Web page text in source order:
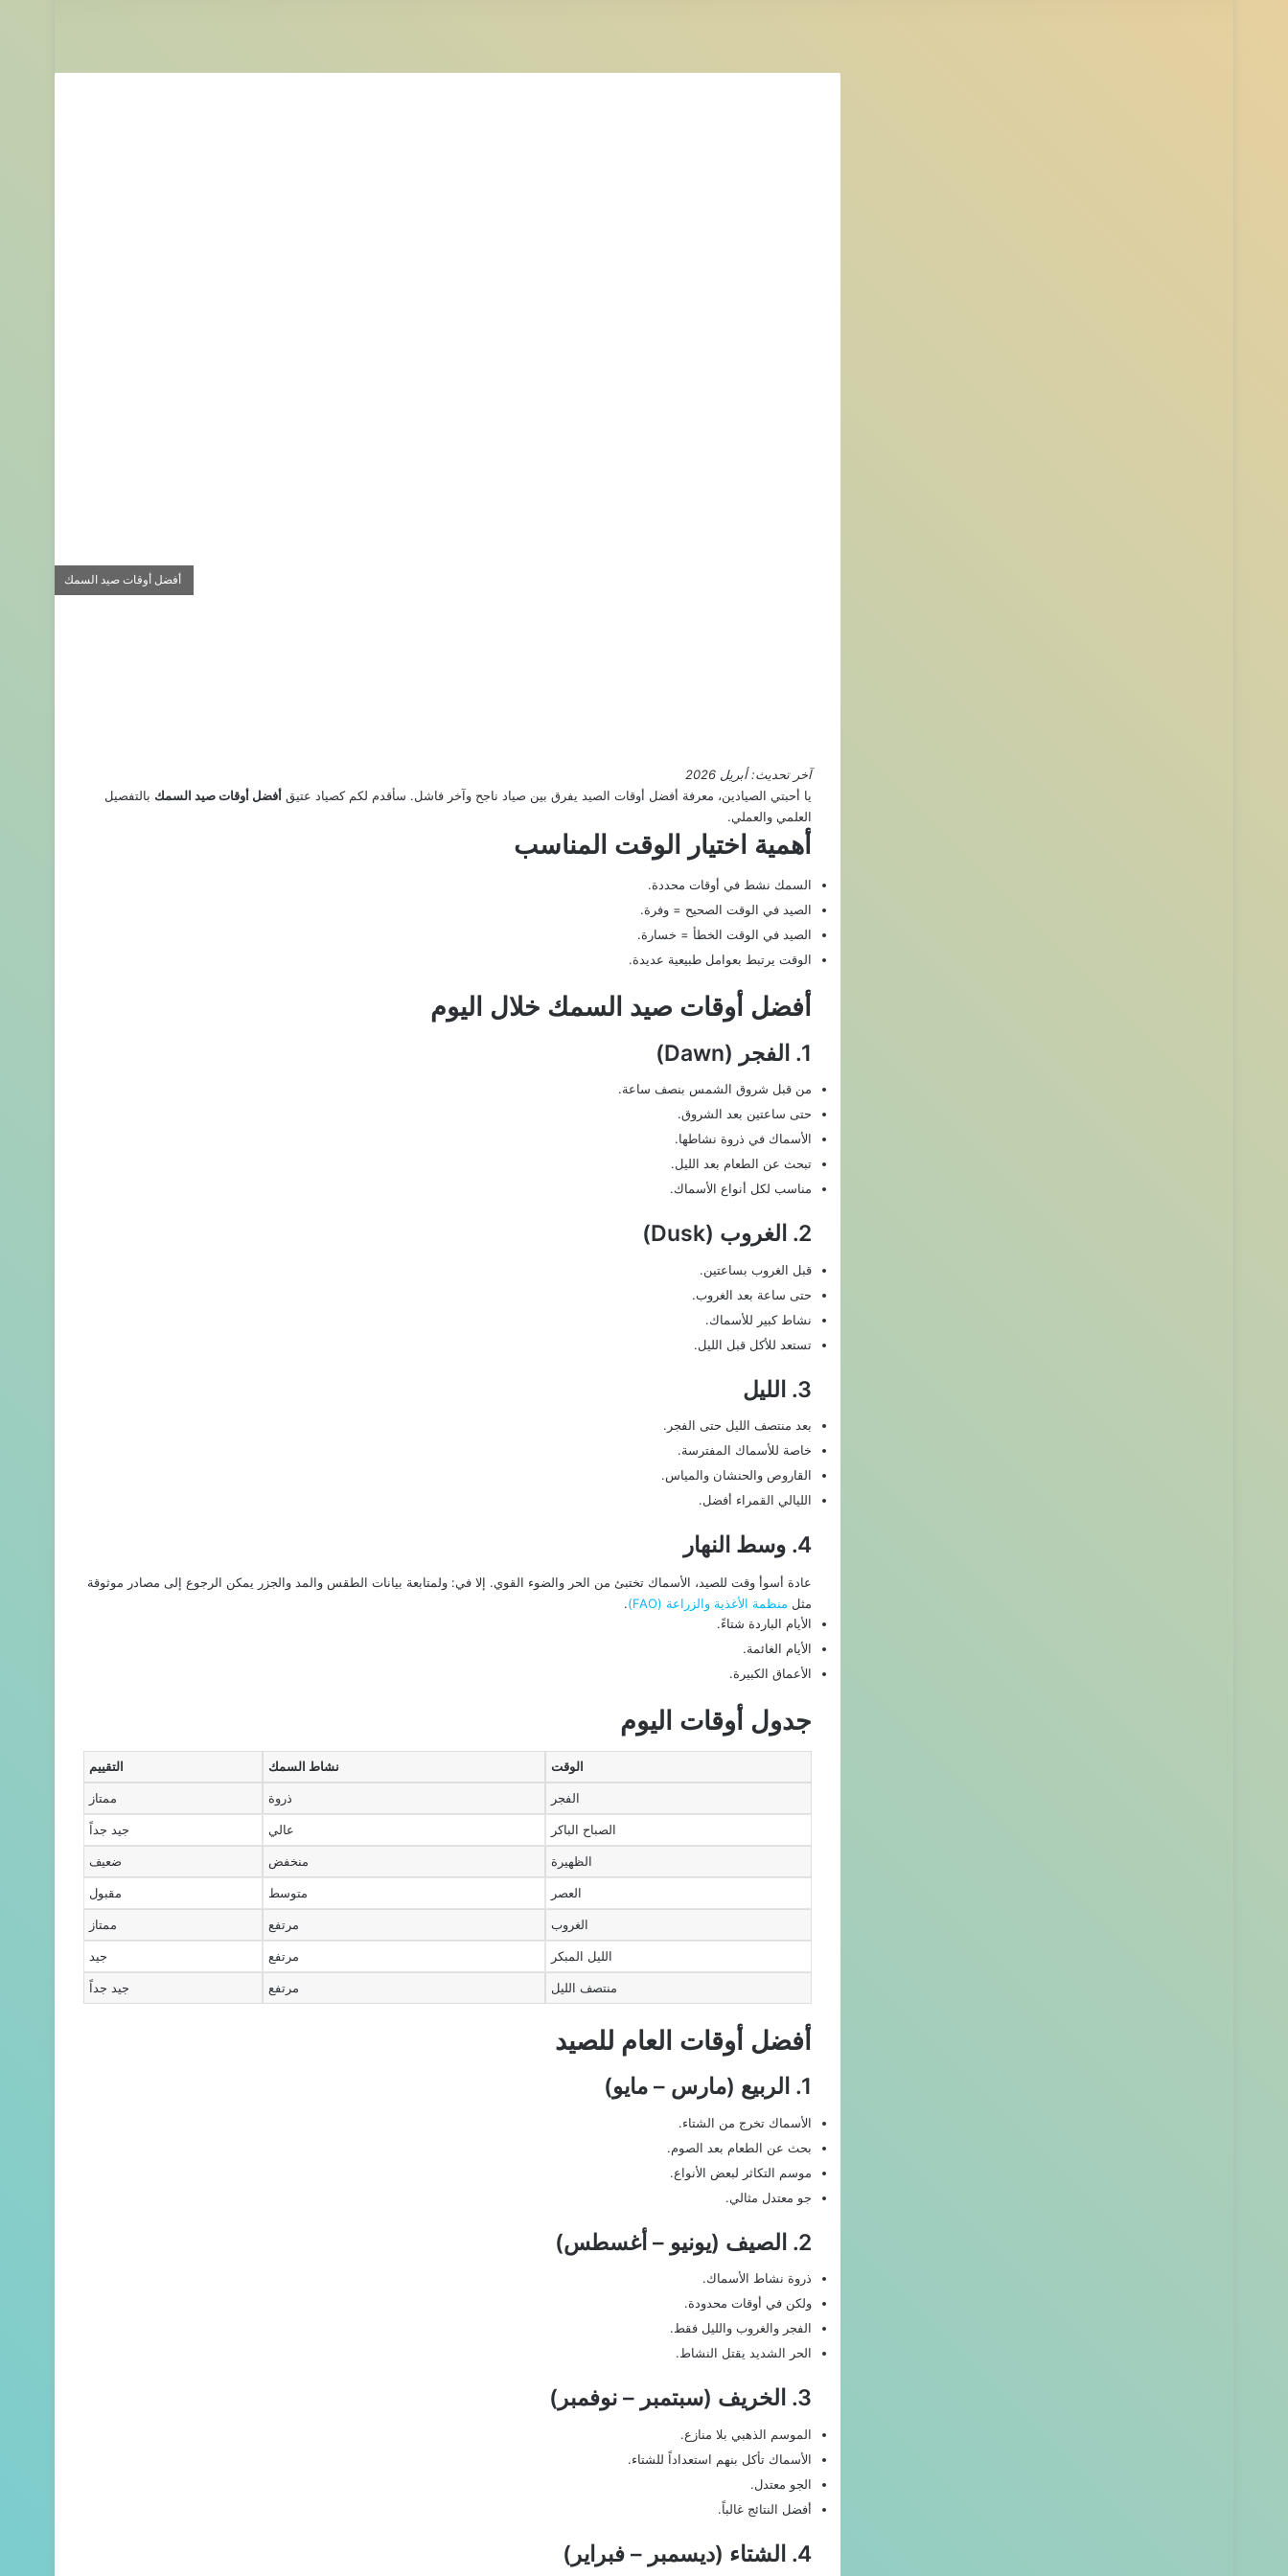
أفضل أوقات صيد السمك
آخر تحديث: أبريل 2026
يا أحبتي الصيادين، معرفة أفضل أوقات الصيد يفرق بين صياد ناجح وآخر فاشل. سأقدم لكم كصياد عتيق أفضل أوقات صيد السمك بالتفصيل
العلمي والعملي.
أهمية اختيار الوقت المناسب
السمك نشط في أوقات محددة.
الصيد في الوقت الصحيح = وفرة.
الصيد في الوقت الخطأ = خسارة.
الوقت يرتبط بعوامل طبيعية عديدة.
أفضل أوقات صيد السمك خلال اليوم
1. الفجر (Dawn)
من قبل شروق الشمس بنصف ساعة.
حتى ساعتين بعد الشروق.
الأسماك في ذروة نشاطها.
تبحث عن الطعام بعد الليل.
مناسب لكل أنواع الأسماك.
2. الغروب (Dusk)
قبل الغروب بساعتين.
حتى ساعة بعد الغروب.
نشاط كبير للأسماك.
تستعد للأكل قبل الليل.
3. الليل
بعد منتصف الليل حتى الفجر.
خاصة للأسماك المفترسة.
القاروص والحنشان والمياس.
الليالي القمراء أفضل.
4. وسط النهار
عادة أسوأ وقت للصيد، الأسماك تختبئ من الحر والضوء القوي. إلا في: ولمتابعة بيانات الطقس والمد والجزر يمكن الرجوع إلى مصادر موثوقة
مثل منظمة الأغذية والزراعة (FAO)
.
الأيام الباردة شتاءً.
الأيام الغائمة.
الأعماق الكبيرة.
جدول أوقات اليوم
الوقت نشاط السمك التقييم
الفجر ذروة ممتاز
الصباح الباكر عالي جيد جداً
الظهيرة منخفض ضعيف
العصر متوسط مقبول
الغروب مرتفع ممتاز
الليل المبكر مرتفع جيد
منتصف الليل مرتفع جيد جداً
أفضل أوقات العام للصيد
1. الربيع (مارس – مايو)
الأسماك تخرج من الشتاء.
بحث عن الطعام بعد الصوم.
موسم التكاثر لبعض الأنواع.
جو معتدل مثالي.
2. الصيف (يونيو – أغسطس)
ذروة نشاط الأسماك.
ولكن في أوقات محدودة.
الفجر والغروب والليل فقط.
الحر الشديد يقتل النشاط.
3. الخريف (سبتمبر – نوفمبر)
الموسم الذهبي بلا منازع.
الأسماك تأكل بنهم استعداداً للشتاء.
الجو معتدل.
أفضل النتائج غالباً.
4. الشتاء (ديسمبر – فبراير)